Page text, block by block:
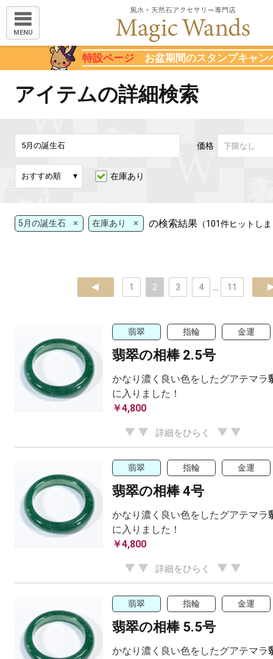
MENU
特設ページ お盆期間のスタンプキャン
アイテムの詳細検索
価格
在庫あり
5月の誕生石 × 在庫あり × の検索結果 （101件ヒットし
prev 1 2 3 4 11
翡翠 指輪 金運
翡翠の相棒 2.5号
かなり濃く良い色をしたグアテマラ
に入りました！
￥4,800
詳細をひらく
翡翠 指輪 金運
翡翠の相棒 4号
かなり濃く良い色をしたグアテマラ
に入りました！
￥4,800
詳細をひらく
翡翠 指輪 金運
翡翠の相棒 5.5号
かなり濃く良い色をしたグアテマラ